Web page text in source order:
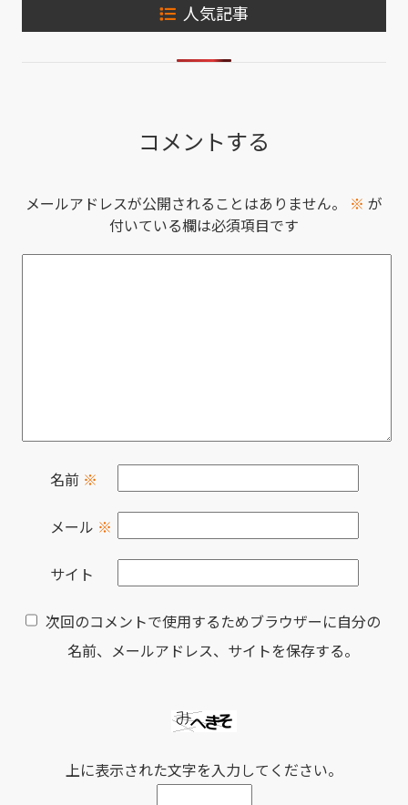
人気記事
コメントする
メールアドレスが公開されることはありません。 ※ が
付いている欄は必須項目です
名前 ※
メール ※
サイト
次回のコメントで使用するためブラウザーに自分の
名前、メールアドレス、サイトを保存する。
上に表示された文字を入力してください。